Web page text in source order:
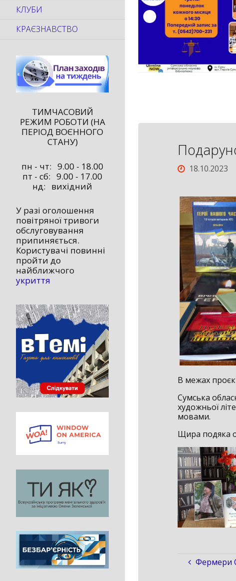
18.10.2023
В межах
Сумська
художньої
мовами.
Щира подяка
Фермери
КЛУБИ
КРАЄЗНАВСТВО
ТИМЧАСОВИЙ
РЕЖИМ РОБОТИ (НА
ПЕРІОД ВОЄННОГО
СТАНУ)
пн - чт: 9.00 - 18.00
пт - сб: 9.00 - 17.00
нд: вихідний
У разі оголошення
повітряної тривоги
обслуговування
припиняється.
Користувачі повинні
пройти до
найближчого
укриття